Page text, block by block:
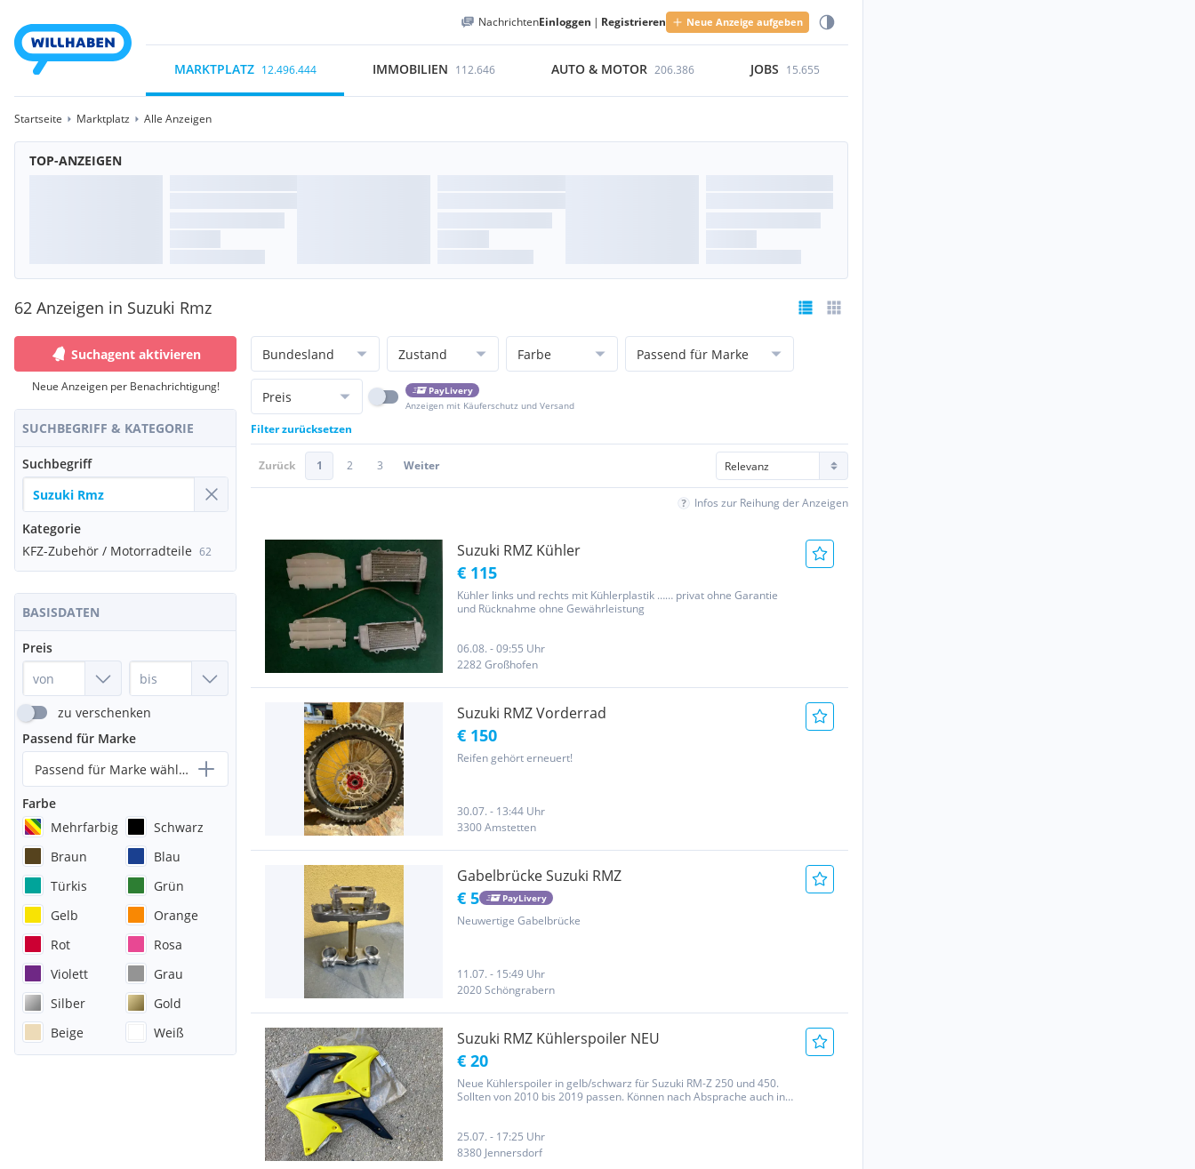
NachrichtenEinloggen | Registrieren Neue Anzeige aufgeben
MARKTPLATZ 12.496.444 IMMOBILIEN 112.646 AUTO & MOTOR 206.386 JOBS 15.655
Startseite Marktplatz Alle Anzeigen
TOP-ANZEIGEN
62 Anzeigen in Suzuki Rmz
Suchagent aktivieren
Neue Anzeigen per Benachrichtigung!
SUCHBEGRIFF & KATEGORIE
Suchbegriff
Kategorie
KFZ-Zubehör / Motorradteile 62
BASISDATEN
Preis
zu verschenken
Passend für Marke
Passend für Marke wählen...
Farbe
Mehrfarbig
Schwarz
Braun
Blau
Türkis
Grün
Gelb
Orange
Rot
Rosa
Violett
Grau
Silber
Gold
Beige
Weiß
Bundesland Zustand Farbe Passend für Marke
Preis
PayLivery
Anzeigen mit Käuferschutz und Versand
Filter zurücksetzen
Zurück 1 2 3 Weiter
Infos zur Reihung der Anzeigen
Suzuki RMZ Kühler
€ 115
Kühler links und rechts mit Kühlerplastik …… privat ohne Garantie
und Rücknahme ohne Gewährleistung
06.08. - 09:55 Uhr
2282 Großhofen
Suzuki RMZ Vorderrad
€ 150
Reifen gehört erneuert!
30.07. - 13:44 Uhr
3300 Amstetten
Gabelbrücke Suzuki RMZ
€ 5 PayLivery
Neuwertige Gabelbrücke
11.07. - 15:49 Uhr
2020 Schöngrabern
Suzuki RMZ Kühlerspoiler NEU
€ 20
Neue Kühlerspoiler in gelb/schwarz für Suzuki RM-Z 250 und 450.
Sollten von 2010 bis 2019 passen. Können nach Absprache auch in
25.07. - 17:25 Uhr
8380 Jennersdorf